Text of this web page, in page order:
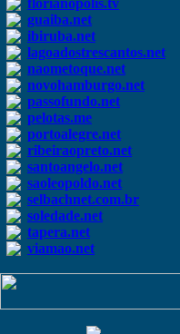
florianopolis.tv
guaiba.net
ibiruba.net
lagoadostrescantos.net
naometoque.net
novohamburgo.net
passofundo.net
pelotas.me
portoalegre.net
ribeiraopreto.net
santoangelo.net
saoleopoldo.net
selbachnet.com.br
soledade.net
tapera.net
viamao.net